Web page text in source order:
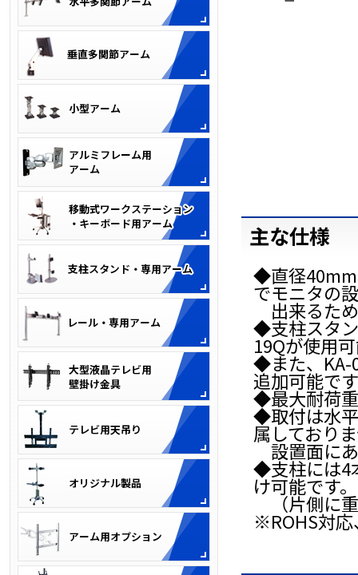
主な仕様
◆直径40mm
でモニタの
出来るた
◆支柱スタン
19Qが使用
◆また、KA-
追加可能で
◆最大耐荷重
◆取付は水
属しており
設置面にあ
◆支柱には4
け可能です。
（片側に
※ROHS対